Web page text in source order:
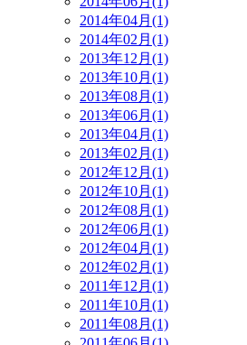
2014年04月(1)
2014年02月(1)
2013年12月(1)
2013年10月(1)
2013年08月(1)
2013年06月(1)
2013年04月(1)
2013年02月(1)
2012年12月(1)
2012年10月(1)
2012年08月(1)
2012年06月(1)
2012年04月(1)
2012年02月(1)
2011年12月(1)
2011年10月(1)
2011年08月(1)